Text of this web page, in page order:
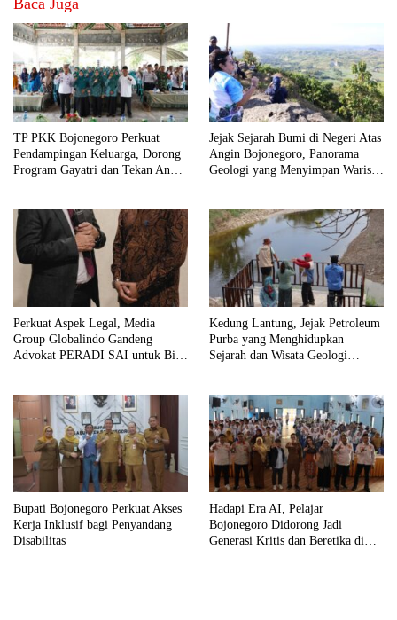
Baca Juga
TP PKK Bojonegoro Perkuat
Pendampingan Keluarga, Dorong
Program Gayatri dan Tekan Angka
Jejak Sejarah Bumi di Negeri Atas
Angin Bojonegoro, Panorama
Geologi yang Menyimpan Warisan
Perkuat Aspek Legal, Media
Group Globalindo Gandeng
Advokat PERADI SAI untuk Biro
Kedung Lantung, Jejak Petroleum
Purba yang Menghidupkan
Sejarah dan Wisata Geologi
Bupati Bojonegoro Perkuat Akses
Kerja Inklusif bagi Penyandang
Disabilitas
Hadapi Era AI, Pelajar
Bojonegoro Didorong Jadi
Generasi Kritis dan Beretika di